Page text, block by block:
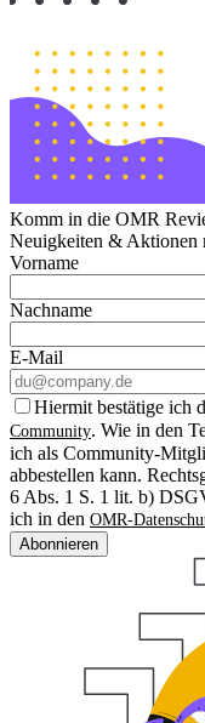
Komm in die OMR
Neuigkeiten & Aktionen
Vorname
Nachname
E-Mail
Hiermit bestätige ich
Community. Wie in den
ich als Community-
abbestellen kann.
6 Abs. 1 S. 1 lit. b)
ich in den OMR-
Abonnieren